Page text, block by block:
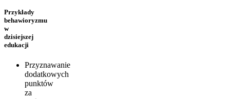
Przykłady
behawioryzmu
w
dzisiejszej
edukacji
Przyznawanie
dodatkowych
punktów
za